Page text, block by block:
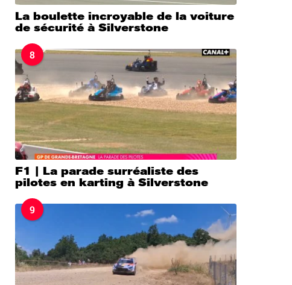
La boulette incroyable de la voiture
de sécurité à Silverstone
8
F1 | La parade surréaliste des
pilotes en karting à Silverstone
9